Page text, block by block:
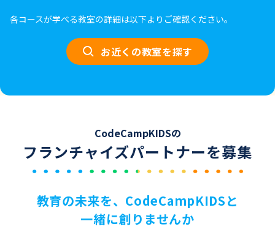
各コースが​学べる​教室の​詳細は​以下より​ご確認ください。​
お近くの教室を探す
CodeCampKIDSの
フランチャイズパートナーを募集
教育の未来を、CodeCampKIDSと
一緒に創りませんか